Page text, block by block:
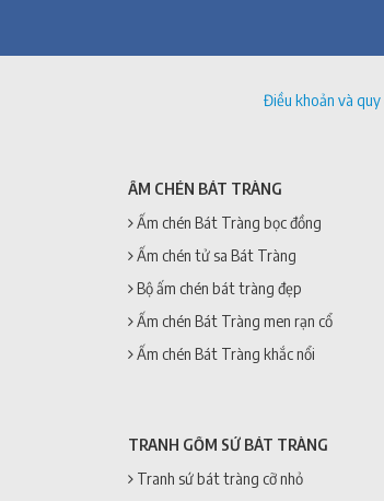
Điều khoản và quy
ẤM CHÉN BÁT TRÀNG
Ấm chén Bát Tràng bọc đồng
Ấm chén tử sa Bát Tràng
Bộ ấm chén bát tràng đẹp
Ấm chén Bát Tràng men rạn cổ
Ấm chén Bát Tràng khắc nổi
TRANH GỐM SỨ BÁT TRÀNG
Tranh sứ bát tràng cỡ nhỏ